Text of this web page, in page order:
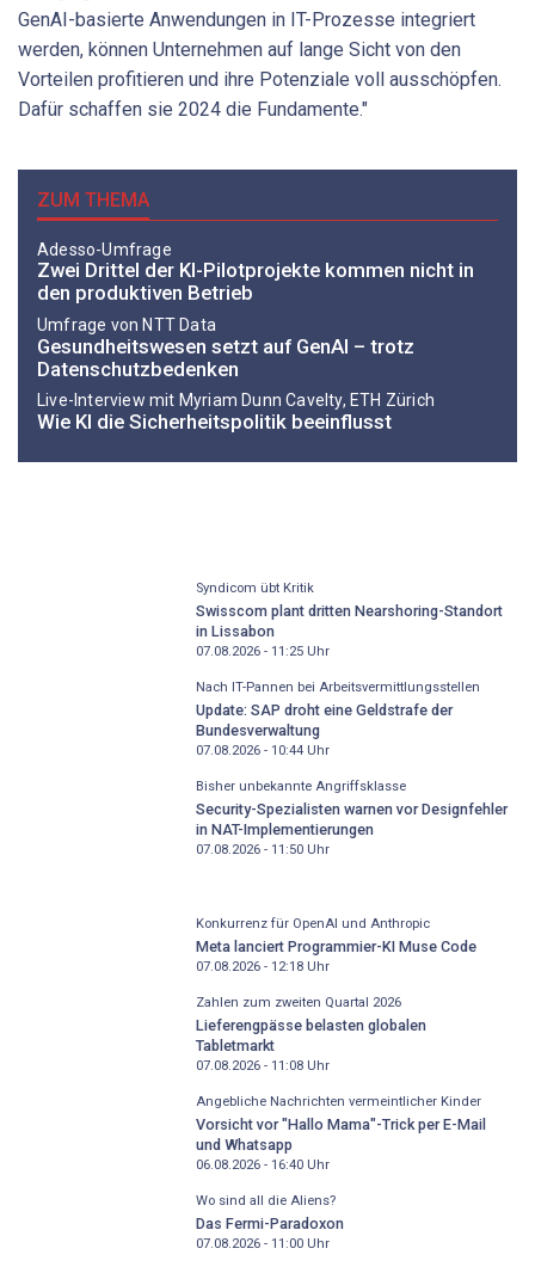
GenAI-basierte Anwendungen in IT-Prozesse integriert
werden, können Unternehmen auf lange Sicht von den
Vorteilen profitieren und ihre Potenziale voll ausschöpfen.
Dafür schaffen sie 2024 die Fundamente."
ZUM THEMA
Adesso-Umfrage
Zwei Drittel der KI-Pilotprojekte kommen nicht in
den produktiven Betrieb
Umfrage von NTT Data
Gesundheitswesen setzt auf GenAI – trotz
Datenschutzbedenken
Live-Interview mit Myriam Dunn Cavelty, ETH Zürich
Wie KI die Sicherheitspolitik beeinflusst
Syndicom übt Kritik
Swisscom plant dritten Nearshoring-Standort
in Lissabon
07.08.2026 - 11:25Uhr
Nach IT-Pannen bei Arbeitsvermittlungsstellen
Update: SAP droht eine Geldstrafe der
Bundesverwaltung
07.08.2026 - 10:44Uhr
Bisher unbekannte Angriffsklasse
Security-Spezialisten warnen vor Designfehler
in NAT-Implementierungen
07.08.2026 - 11:50Uhr
Konkurrenz für OpenAI und Anthropic
Meta lanciert Programmier-KI Muse Code
07.08.2026 - 12:18Uhr
Zahlen zum zweiten Quartal 2026
Lieferengpässe belasten globalen
Tabletmarkt
07.08.2026 - 11:08Uhr
Angebliche Nachrichten vermeintlicher Kinder
Vorsicht vor "Hallo Mama"-Trick per E-Mail
und Whatsapp
06.08.2026 - 16:40Uhr
Wo sind all die Aliens?
Das Fermi-Paradoxon
07.08.2026 - 11:00Uhr